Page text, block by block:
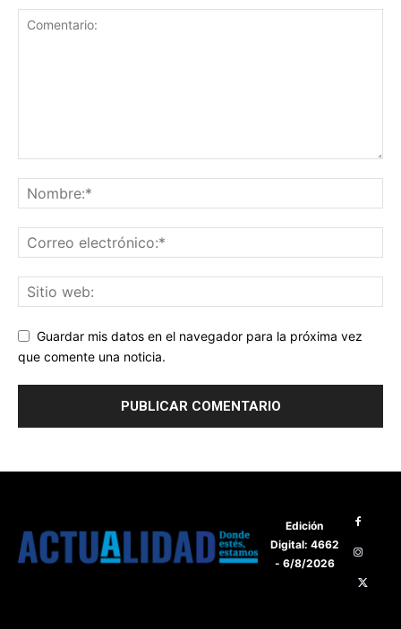
Guardar mis datos en el navegador para la próxima vez
que comente una noticia.
Edición
Digital: 4662
- 6/8/2026